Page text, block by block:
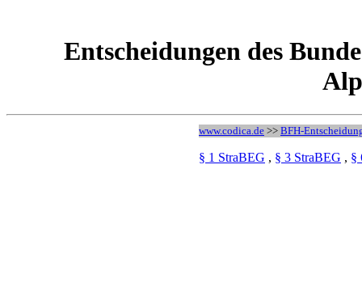
Entscheidungen des
www.codica.de >> BFH-
§ 1 StraBEG , § 3 StraBEG , §